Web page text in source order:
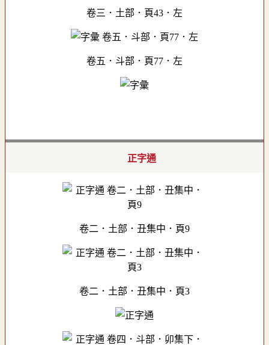
卷三．土部．頁43．左
卷五．斗部．頁77．左
正字通
卷二．土部．丑集中．頁9
卷二．土部．丑集中．頁3